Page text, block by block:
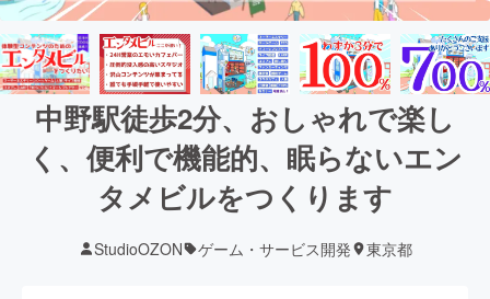
中野駅徒歩2分、おしゃれで楽し
く、便利で機能的、眠らないエン
タメビルをつくります
StudioOZON ゲーム・サービス開発 東京都